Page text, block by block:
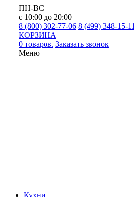
ПН-ВС
с 10:00 до 20:00
8 (800) 302-77-06 8 (499) 348-15-11
КОРЗИНА
0 товаров. Заказать звонок
Меню
Кухни